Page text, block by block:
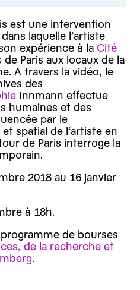
est une intervention
laquelle l’artiste
expérience à la Cité
de Paris aux locaux de la
A travers la vidéo, le
des
Innmann effectue
humaines et des
par le
spatial de l‘artiste en
de Paris interroge la
2018 au 16 janvier
à 18h.
de bourses
de la recherche et
.